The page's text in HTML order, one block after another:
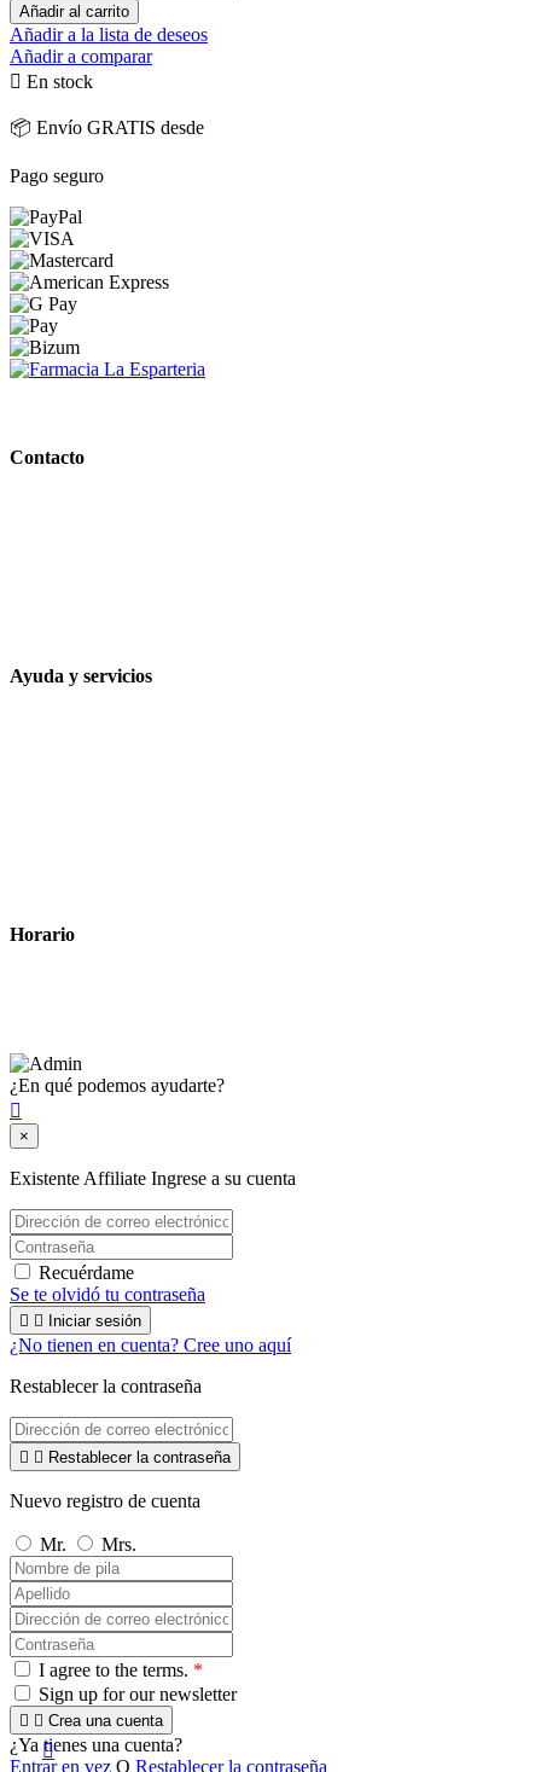
Añadir al carrito
Añadir a la lista de deseos
Añadir a comparar
 En stock
📦 Envío GRATIS desde
Pago seguro
Contacto
Ayuda y servicios
Horario
¿En qué podemos ayudarte?


×
Existente Affiliate Ingrese a su cuenta
Recuérdame
Se te olvidó tu contraseña
  Iniciar sesión
¿No tienen en cuenta? Cree uno aquí
Restablecer la contraseña
  Restablecer la contraseña
Nuevo registro de cuenta
Mr. Mrs.
I agree to the terms. *
Sign up for our newsletter
  Crea una cuenta
¿Ya tienes una cuenta?
Entrar en vez O Restablecer la contraseña